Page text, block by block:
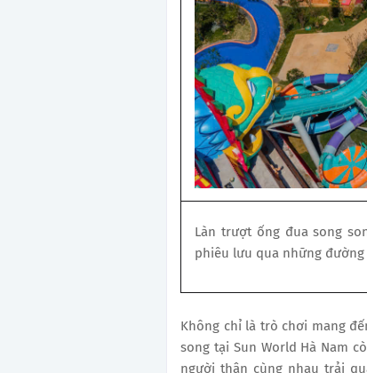
Làn trượt ống đua song
phiêu lưu qua những đường
Không chỉ là trò chơi mang
song tại Sun World Hà Nam
người thân cùng nhau trải